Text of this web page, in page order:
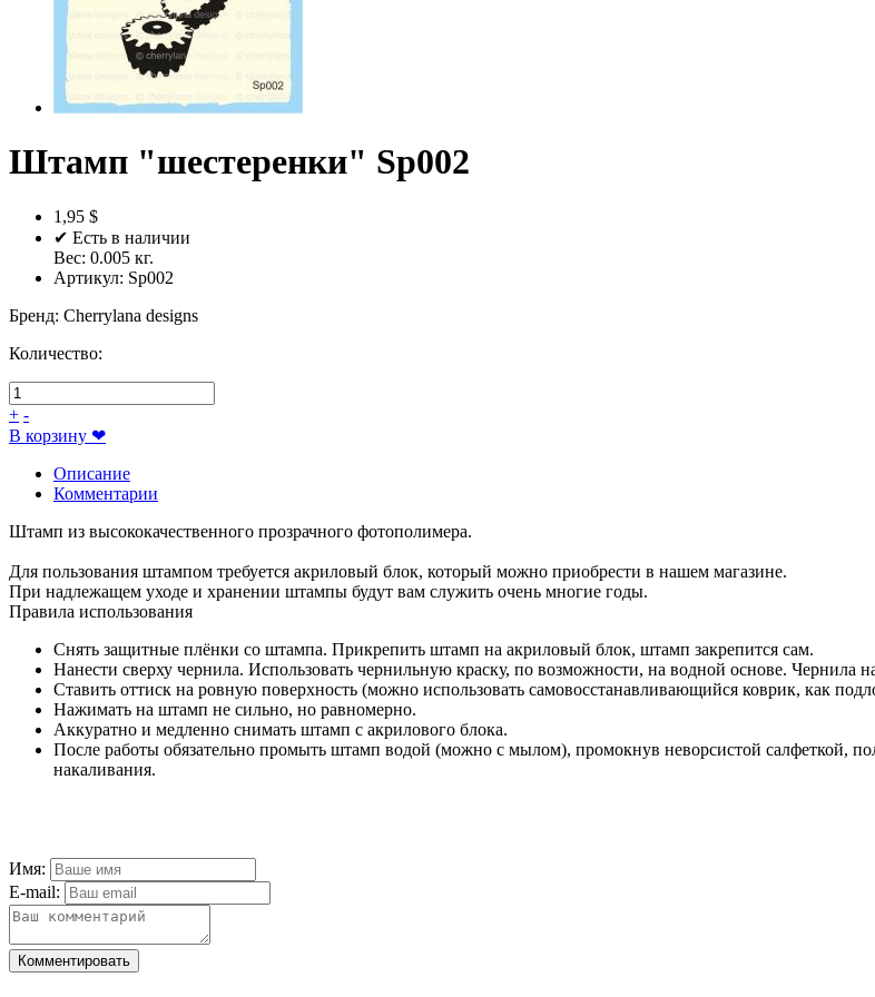
Штамп "шестеренки" Sp002
1,95 $
✔ Есть в наличии
Вес: 0.005 кг.
Артикул: Sp002
Бренд: Cherrylana designs
Количество:
+ -
В корзину ❤
Описание
Комментарии
Штамп из высококачественного прозрачного фотополимера.
Для пользования штампом требуется акриловый блок, который можно приобрести в нашем магазине.
При надлежащем уходе и хранении штампы будут вам служить очень многие годы.
Правила использования
Снять защитные плёнки со штампа. Прикрепить штамп на акриловый блок, штамп закрепится сам.
Нанести сверху чернила. Использовать чернильную краску, по возможности, на водной основе. Чернила
Ставить оттиск на ровную поверхность (можно использовать самовосстанавливающийся коврик, как
Нажимать на штамп не сильно, но равномерно.
Аккуратно и медленно снимать штамп с акрилового блока.
После работы обязательно промыть штамп водой (можно с мылом), промокнув неворсистой салфеткой,
накаливания.
Имя:
E-mail:
Комментировать